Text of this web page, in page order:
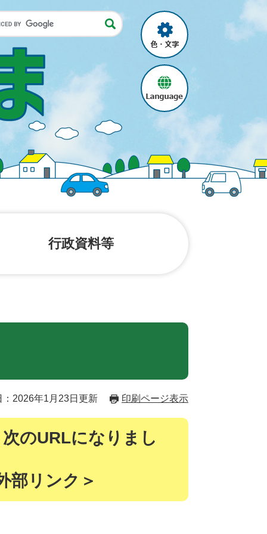
色・
文
字
language
行政資料等
：2026年1月23日更新 印刷ページ表示
のURLになりまし
部リンク＞